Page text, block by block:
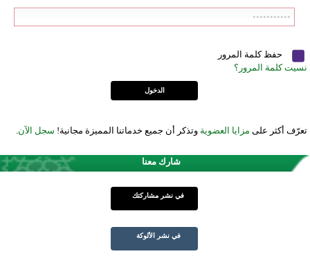
حفظ كلمة المرور
نسيت كلمة المرور؟
تعرّف أكثر على مزايا العضوية وتذكر أن جميع خدماتنا المميزة مجانية! سجل الآن
شارك معنا
في نشر مشاركتك
في نشر الألوكة